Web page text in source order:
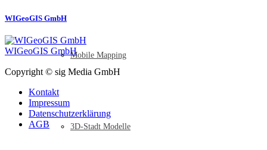
Mobile Mapping
3D-Stadt Modelle
WIGeoGIS GmbH
WIGeoGIS GmbH
Copyright © sig Media GmbH
Kontakt
Impressum
Datenschutzerklärung
AGB